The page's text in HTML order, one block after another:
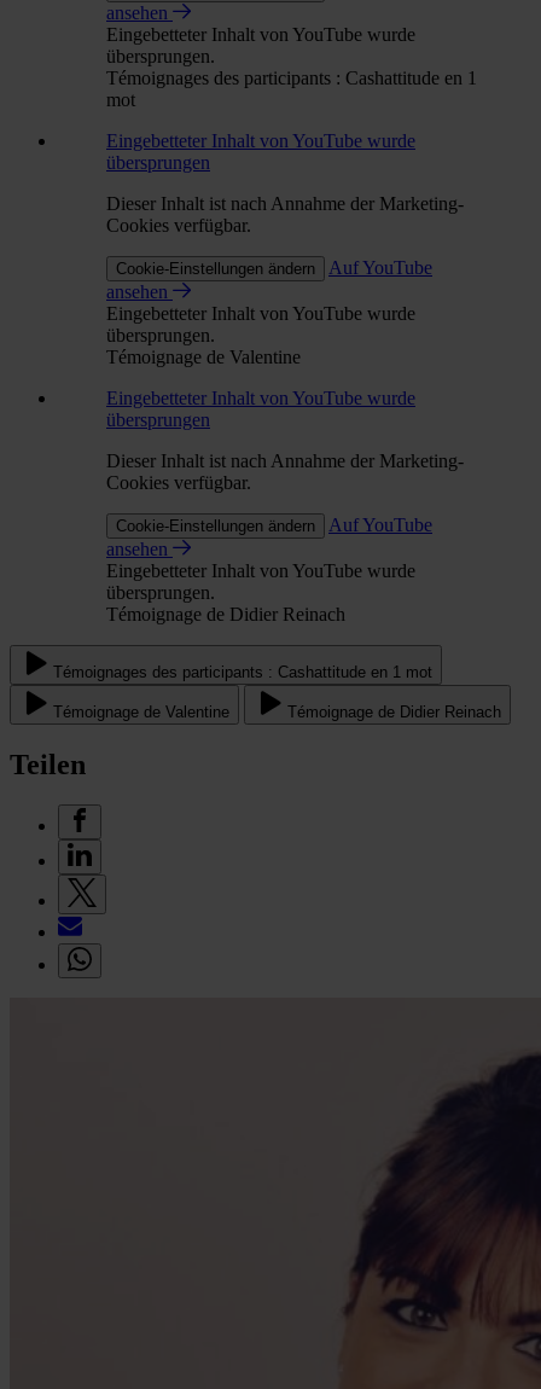
ansehen
Eingebetteter Inhalt von YouTube wurde
übersprungen.
Témoignages des participants : Cashattitude en 1
mot
Eingebetteter Inhalt von YouTube wurde
übersprungen
Dieser Inhalt ist nach Annahme der Marketing-
Cookies verfügbar.
Cookie-Einstellungen ändern
Auf YouTube
ansehen
Eingebetteter Inhalt von YouTube wurde
übersprungen.
Témoignage de Valentine
Eingebetteter Inhalt von YouTube wurde
übersprungen
Dieser Inhalt ist nach Annahme der Marketing-
Cookies verfügbar.
Cookie-Einstellungen ändern
Auf YouTube
ansehen
Eingebetteter Inhalt von YouTube wurde
übersprungen.
Témoignage de Didier Reinach
Témoignages des participants : Cashattitude en 1 mot
Témoignage de Valentine Témoignage de Didier Reinach
Teilen